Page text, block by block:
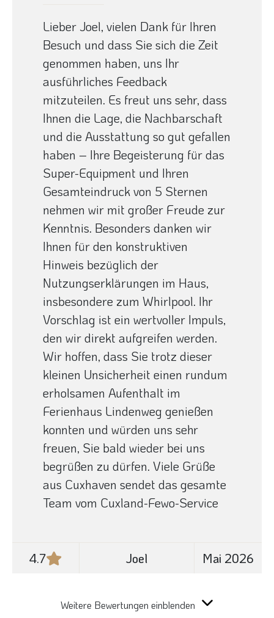
Lieber Joel, vielen Dank für Ihren
Besuch und dass Sie sich die Zeit
genommen haben, uns Ihr
ausführliches Feedback
mitzuteilen. Es freut uns sehr, dass
Ihnen die Lage, die Nachbarschaft
und die Ausstattung so gut gefallen
haben – Ihre Begeisterung für das
Super-Equipment und Ihren
Gesamteindruck von 5 Sternen
nehmen wir mit großer Freude zur
Kenntnis. Besonders danken wir
Ihnen für den konstruktiven
Hinweis bezüglich der
Nutzungserklärungen im Haus,
insbesondere zum Whirlpool. Ihr
Vorschlag ist ein wertvoller Impuls,
den wir direkt aufgreifen werden.
Wir hoffen, dass Sie trotz dieser
kleinen Unsicherheit einen rundum
erholsamen Aufenthalt im
Ferienhaus Lindenweg genießen
konnten und würden uns sehr
freuen, Sie bald wieder bei uns
begrüßen zu dürfen. Viele Grüße
aus Cuxhaven sendet das gesamte
Team vom Cuxland-Fewo-Service
4.7 Joel Mai 2026
Weitere Bewertungen einblenden